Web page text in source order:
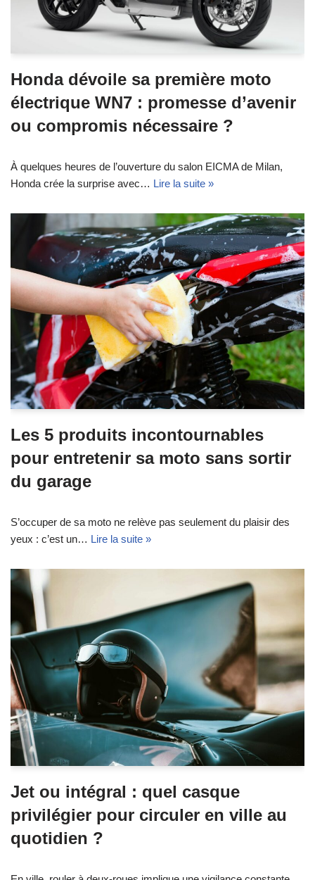
Honda dévoile sa première moto
électrique WN7 : promesse d’avenir
ou compromis nécessaire ?
À quelques heures de l’ouverture du salon EICMA de Milan,
Honda crée la surprise avec… Lire la suite »
Les 5 produits incontournables
pour entretenir sa moto sans sortir
du garage
S’occuper de sa moto ne relève pas seulement du plaisir des
yeux : c’est un… Lire la suite »
Jet ou intégral : quel casque
privilégier pour circuler en ville au
quotidien ?